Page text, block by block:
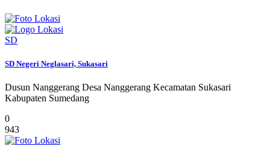
SD
SD Negeri Neglasari, Sukasari
Dusun Nanggerang Desa Nanggerang Kecamatan Sukasari
Kabupaten Sumedang
0
943